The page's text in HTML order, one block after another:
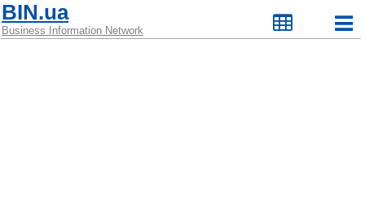
BIN.ua
Business Information Network